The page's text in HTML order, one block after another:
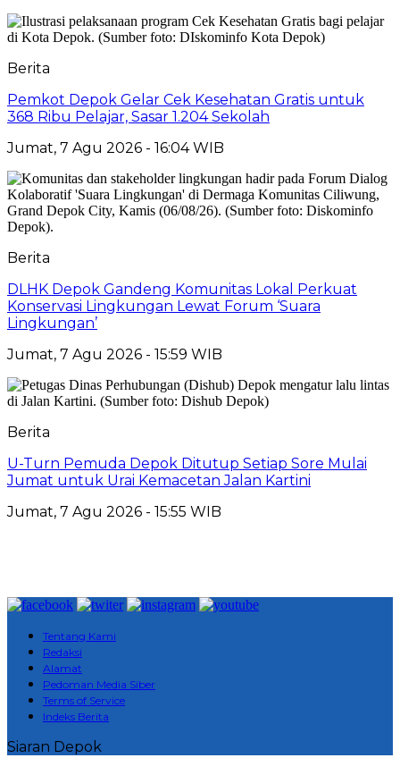
Berita
Pemkot Depok Gelar Cek Kesehatan Gratis untuk
368 Ribu Pelajar, Sasar 1.204 Sekolah
Jumat, 7 Agu 2026 - 16:04 WIB
Berita
DLHK Depok Gandeng Komunitas Lokal Perkuat
Konservasi Lingkungan Lewat Forum ‘Suara
Lingkungan’
Jumat, 7 Agu 2026 - 15:59 WIB
Berita
U-Turn Pemuda Depok Ditutup Setiap Sore Mulai
Jumat untuk Urai Kemacetan Jalan Kartini
Jumat, 7 Agu 2026 - 15:55 WIB
Tentang Kami
Redaksi
Alamat
Pedoman Media Siber
Terms of Service
Indeks Berita
Siaran Depok